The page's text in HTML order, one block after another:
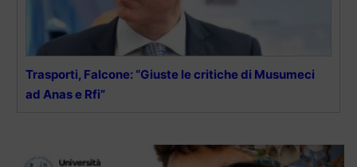
Trasporti, Falcone: “Giuste le critiche di Musumeci
ad Anas e Rfi”